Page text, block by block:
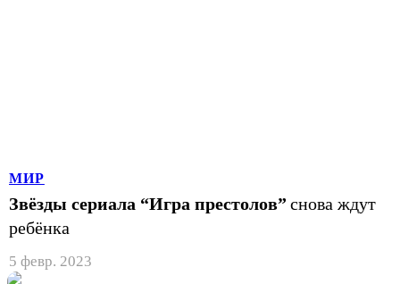
МИР
Звёзды сериала “Игра престолов” снова ждут
ребёнка
5 февр. 2023